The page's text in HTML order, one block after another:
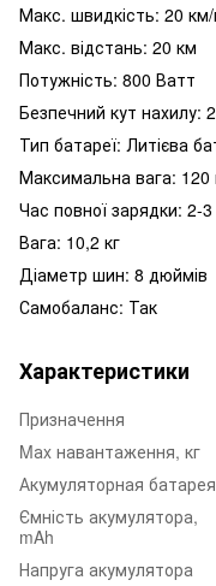
Макс. швидкість: 20 ​​км/
Макс. відстань: 20 ​​км
Потужність: 800 Ватт
Безпечний кут нахилу:
Тип батареї: Литієва
Максимальна вага: 120
Час повної зарядки: 2-
Вага: 10,2 кг
Діаметр шин: 8 дюймів
Самобаланс: Так
Характеристики
Призначення
Mаx навантаження, кг
Акумуляторная батарея
Ємність акумулятора,
mAh
Напруга акумулятора